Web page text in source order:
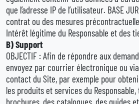
que l’adresse IP de l’utilisateur. BASE
contrat ou des mesures
Intérêt légitime du Responsable et des
B)Support
OBJECTIF : Afin de répondre aux
envoyez par courrier électronique ou
contact du Site, par exemple pour
les produits et services du Responsable,